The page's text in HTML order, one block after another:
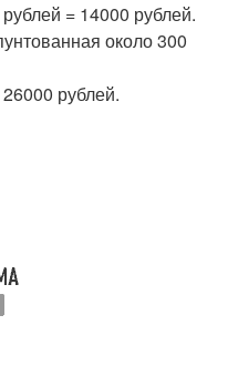
= 14000 рублей.
около 300
рублей.